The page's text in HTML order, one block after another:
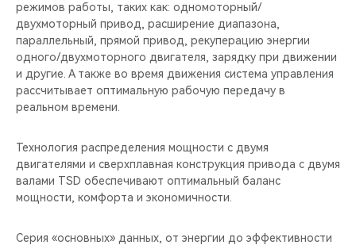
режимов работы, таких как: одномоторный/
двухмоторный привод, расширение диапазона,
параллельный, прямой привод, рекуперацию энергии
одного/двухмоторного двигателя, зарядку при движении
и другие. А также во время движения система управления
рассчитывает оптимальную рабочую передачу в
реальном времени.
Технология распределения мощности с двумя
двигателями и сверхплавная конструкция привода с двумя
валами TSD обеспечивают оптимальный баланс
мощности, комфорта и экономичности.
Серия «основных» данных, от энергии до эффективности